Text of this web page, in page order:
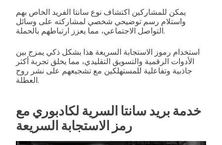
يمكن للمشاركين اكتشاف نوع سانتا الفريد الخاص بهم
واستلام رسم توضيحي شخصي لمشاركته على وسائل
التواصل الاجتماعي، مما يعزز ارتباطهم بالحملة.
استخدام رموز الاستجابة السريعة هذا بشكل ذكي يمزج بين
الأدوات الرقمية والتسويق التقليدي، مما يخلق تجربة أكثر
جاذبية وتفاعلية للمستهلكين مع تشجيعهم على نشر روح
العطلة.
خدمة بريد سانتا السرية لكادبوري مع
رمز الاستجابة السريعة